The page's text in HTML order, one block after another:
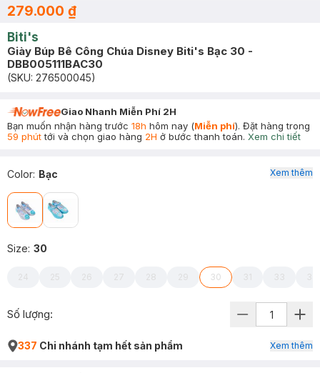
279.000 ₫
Biti's
Giày Búp Bê Công Chúa Disney Biti's Bạc 30 -
DBB005111BAC30
(SKU: 276500045)
Giao Nhanh Miễn Phí 2H
Bạn muốn nhận hàng trước 18h hôm nay (Miễn phí). Đặt hàng trong
59 phúttới và chọn giao hàng 2H ở bước thanh toán. Xem chi tiết
Color: Bạc
Size: 30
24 25 26 27 28 29 30 31 33 34
Xem thêm
Số lượng:
337 Chi nhánh tạm hết sản phẩm Xem thêm